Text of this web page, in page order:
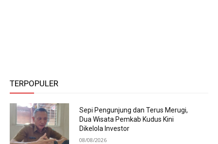
TERPOPULER
Sepi Pengunjung dan Terus Merugi,
Dua Wisata Pemkab Kudus Kini
Dikelola Investor
08/08/2026